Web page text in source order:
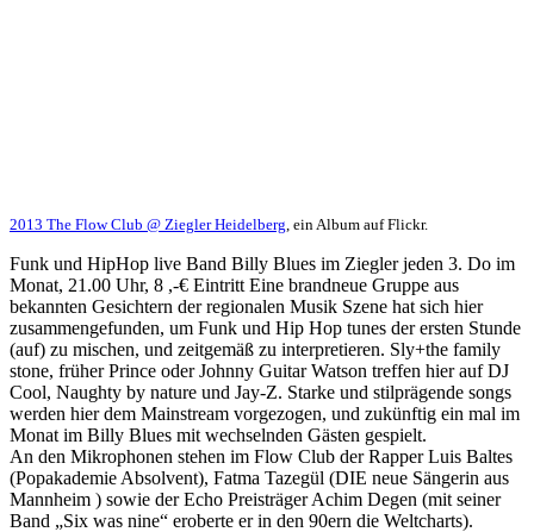
2013 The Flow Club @ Ziegler Heidelberg , ein Album auf Flickr.
Funk und HipHop live Band Billy Blues im Ziegler jeden 3. Do im
Monat, 21.00 Uhr, 8 ,-€ Eintritt Eine brandneue Gruppe aus
bekannten Gesichtern der regionalen Musik Szene hat sich hier
zusammengefunden, um Funk und Hip Hop tunes der ersten Stunde
(auf) zu mischen, und zeitgemäß zu interpretieren. Sly+the family
stone, früher Prince oder Johnny Guitar Watson treffen hier auf DJ
Cool, Naughty by nature und Jay-Z. Starke und stilprägende songs
werden hier dem Mainstream vorgezogen, und zukünftig ein mal im
Monat im Billy Blues mit wechselnden Gästen gespielt.
An den Mikrophonen stehen im Flow Club der Rapper Luis Baltes
(Popakademie Absolvent), Fatma Tazegül (DIE neue Sängerin aus
Mannheim ) sowie der Echo Preisträger Achim Degen (mit seiner
Band „Six was nine“ eroberte er in den 90ern die Weltcharts).